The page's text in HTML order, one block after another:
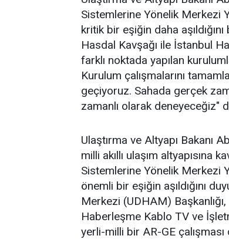
Sistemlerine Yönelik Merkezi
kritik bir eşiğin daha
Hasdal Kavşağı ile İstanbul
farklı noktada yapılan
Kurulum çalışmalarını
geçiyoruz. Sahada gerçek
zamanlı olarak deneyeceğiz"
Ulaştırma ve Altyapı Bakanı
milli akıllı ulaşım altyapısına
Sistemlerine Yönelik Merkezi
önemli bir eşiğin aşıldığını
Merkezi (UDHAM)
Haberleşme Kablo TV ve
yerli-milli bir AR-GE çalışması